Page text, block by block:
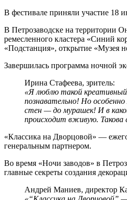
В фестивале приняли участие 18
В Петрозаводске на территории
ремесленного кластера «Синий
«Подстанция», открытие «Музея
Завершилась программа ночной
Ирина Стафеева, зритель:
«Я люблю такой
познавательно! Но
стен — до мурашек! И в
происходит вживую. Такова
«Классика на Дворцовой» —
генеральным партнером.
Во время «Ночи заводов» в
главные секреты создания
Андрей Маниев, директор